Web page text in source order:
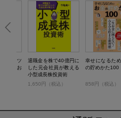
るコツ
ンガ お
退職金を株で40億円に
した元会社員が教える
小型成長株投資術
1,650円（税込）
幸せになるた
の貯めかた100
858円（税込）